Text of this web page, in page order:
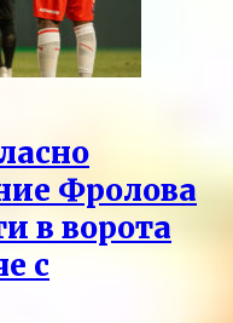
Фролова
в ворота
с